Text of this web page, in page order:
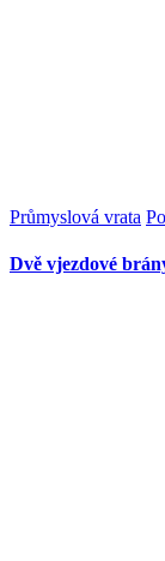
Průmyslová vrata
Dvě vjezdové